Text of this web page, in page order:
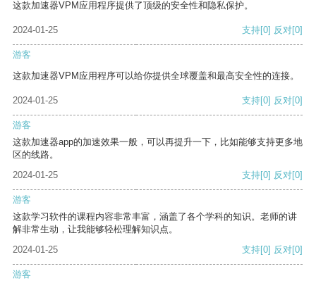
这款加速器VPM应用程序提供了顶级的安全性和隐私保护。
2024-01-25 支持[0] 反对[0]
游客
这款加速器VPM应用程序可以给你提供全球覆盖和最高安全性的连接。
2024-01-25 支持[0] 反对[0]
游客
这款加速器app的加速效果一般，可以再提升一下，比如能够支持更多地
区的线路。
2024-01-25
支持[0] 反对[0]
游客
这款学习软件的课程内容非常丰富，涵盖了各个学科的知识。老师的讲
解非常生动，让我能够轻松理解知识点。
2024-01-25
支持[0] 反对[0]
游客